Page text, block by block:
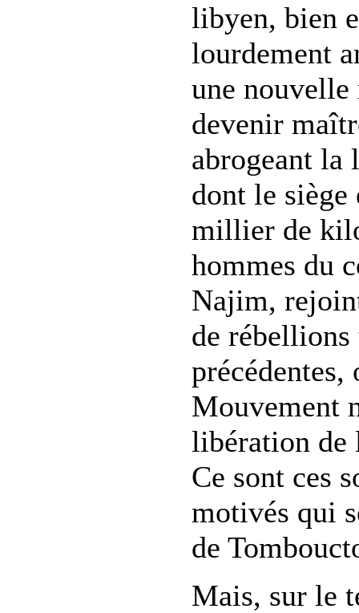
libyen, bien
lourdement
une nouvelle
devenir
abrogeant la
dont le siège
millier de
hommes du
Najim,
de rébellions
Mouvement
libération
Ce sont ces
motivés qui
de
Mais, sur le